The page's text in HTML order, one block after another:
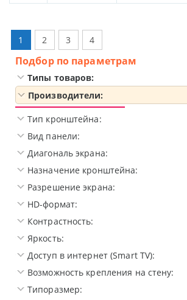
1 2 3 4
Подбор по параметрам
Типы товаров:
Производители:
Тип кронштейна:
Вид панели:
Диагональ экрана:
Назначение кронштейна:
Разрешение экрана:
HD-формат:
Контрастность:
Яркость:
Доступ в интернет (Smart TV):
Возможность крепления на стену:
Типоразмер: